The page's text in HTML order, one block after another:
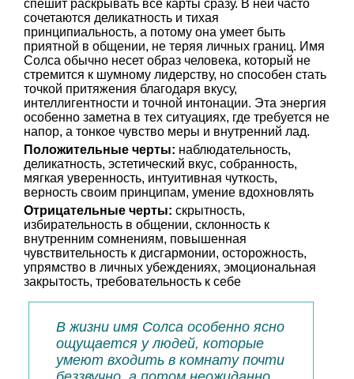
спешит раскрывать все карты сразу. В ней часто
сочетаются деликатность и тихая
принципиальность, а потому она умеет быть
приятной в общении, не теряя личных границ. Имя
Солса обычно несет образ человека, который не
стремится к шумному лидерству, но способен стать
точкой притяжения благодаря вкусу,
интеллигентности и точной интонации. Эта энергия
особенно заметна в тех ситуациях, где требуется не
напор, а тонкое чувство меры и внутренний лад.
Положительные черты: наблюдательность,
деликатность, эстетический вкус, собранность,
мягкая уверенность, интуитивная чуткость,
верность своим принципам, умение вдохновлять
Отрицательные черты: скрытность,
избирательность в общении, склонность к
внутренним сомнениям, повышенная
чувствительность к дисгармонии, осторожность,
упрямство в личных убеждениях, эмоциональная
закрытость, требовательность к себе
В жизни имя Солса особенно ясно
ощущается у людей, которые
умеют входить в комнату почти